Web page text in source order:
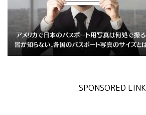
SPONSORED LINK